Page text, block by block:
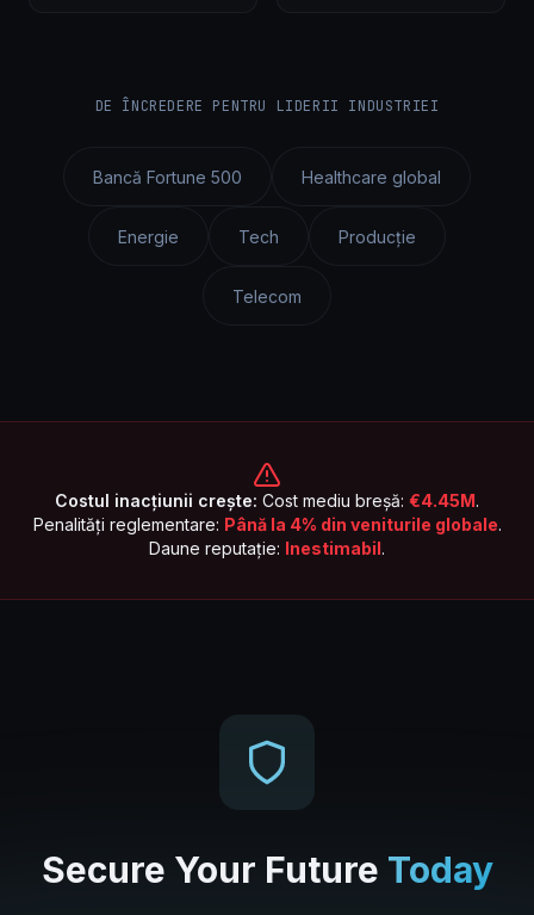
DE ÎNCREDERE PENTRU LIDERII INDUSTRIEI
Bancă Fortune 500 Healthcare global
Energie Tech Producție
Telecom
Costul inacțiunii crește: Cost mediu breșă: €4.45M.
Penalități reglementare: Până la 4% din veniturile globale.
Daune reputație: Inestimabil.
Secure Your Future Today